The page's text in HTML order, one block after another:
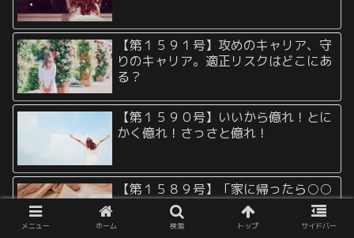
【第１５９１号】攻めのキャリア、守
りのキャリア。適正リスクはどこにあ
る？
【第１５９０号】いいから億れ！とに
かく億れ！さっさと億れ！
【第１５８９号】「家に帰ったら○○
しよう」は何度も忘れるとその分人生
メニュー ホーム 検索 トップ サイドバー